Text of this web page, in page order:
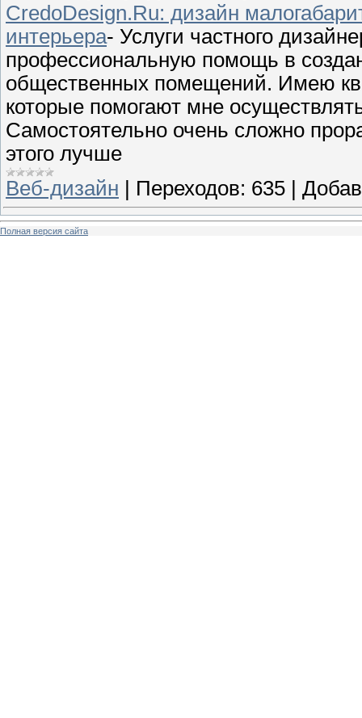
CredoDesign.Ru: дизайн
интерьера- Услуги частного
профессиональную помощь в
общественных помещений. Имею
которые помогают мне
Самостоятельно очень сложно
этого лучше
Веб-дизайн | Переходов: 635 |
Полная версия сайта